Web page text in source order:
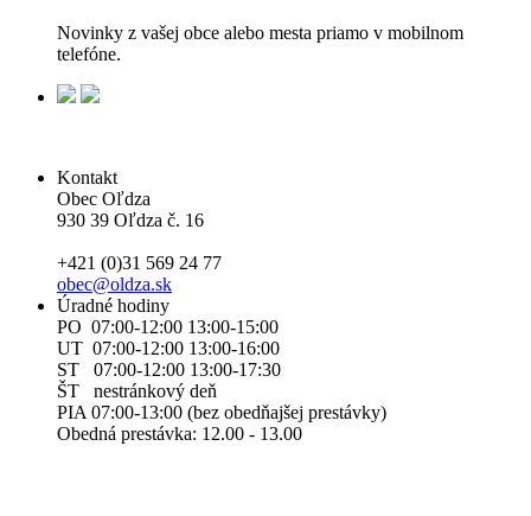
Novinky z vašej obce alebo mesta priamo v mobilnom
telefóne.
Kontakt
Obec Oľdza
930 39 Oľdza č. 16
+421 (0)31 569 24 77
obec@oldza.sk
Úradné hodiny
PO 07:00-12:00 13:00-15:00
UT 07:00-12:00 13:00-16:00
ST 07:00-12:00 13:00-17:30
ŠT nestránkový deň
PIA 07:00-13:00 (bez obedňajšej prestávky)
Obedná prestávka: 12.00 - 13.00